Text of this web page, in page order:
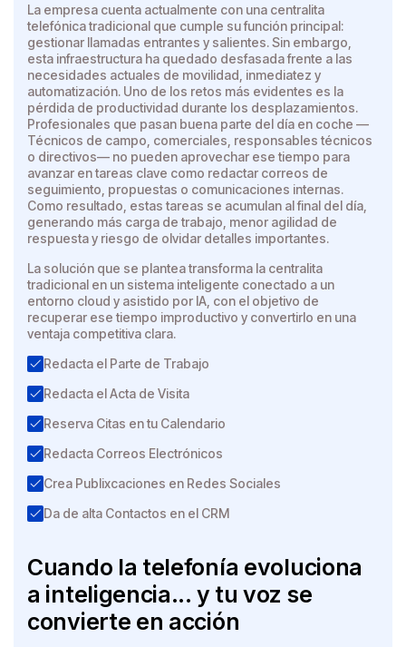
La empresa cuenta actualmente con una centralita
telefónica tradicional que cumple su función principal:
gestionar llamadas entrantes y salientes. Sin embargo,
esta infraestructura ha quedado desfasada frente a las
necesidades actuales de movilidad, inmediatez y
automatización. Uno de los retos más evidentes es la
pérdida de productividad durante los desplazamientos.
Profesionales que pasan buena parte del día en coche —
Técnicos de campo, comerciales, responsables técnicos
o directivos— no pueden aprovechar ese tiempo para
avanzar en tareas clave como redactar correos de
seguimiento, propuestas o comunicaciones internas.
Como resultado, estas tareas se acumulan al final del día,
generando más carga de trabajo, menor agilidad de
respuesta y riesgo de olvidar detalles importantes.
La solución que se plantea transforma la centralita
tradicional en un sistema inteligente conectado a un
entorno cloud y asistido por IA, con el objetivo de
recuperar ese tiempo improductivo y convertirlo en una
ventaja competitiva clara.
Redacta el Parte de Trabajo
Redacta el Acta de Visita
Reserva Citas en tu Calendario
Redacta Correos Electrónicos
Crea Publixcaciones en Redes Sociales
Da de alta Contactos en el CRM
Cuando la telefonía evoluciona
a inteligencia... y tu voz se
convierte en acción